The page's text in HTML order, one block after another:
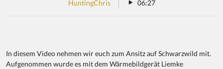
HuntingChris 06:27
In diesem Video nehmen wir euch zum Ansitz auf Schwarzwild mit.
Aufgenommen wurde es mit dem Wärmebildgerät Liemke